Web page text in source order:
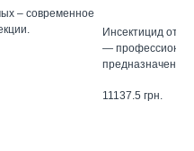
– современное
Инсектицид от
—
11137.5 грн.